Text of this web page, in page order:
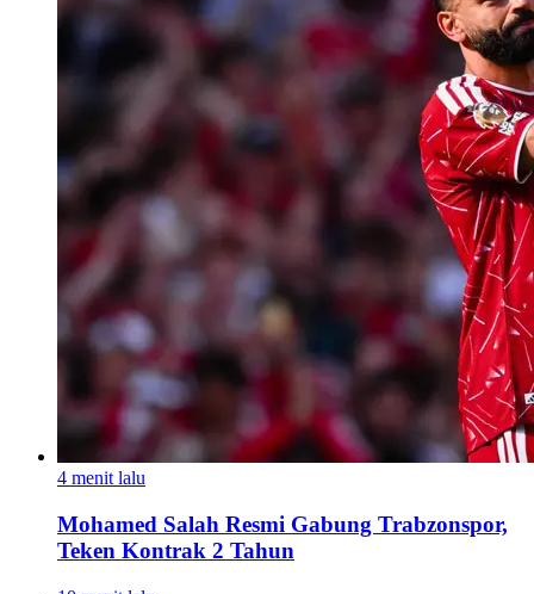
4 menit lalu
Mohamed Salah Resmi Gabung Trabzonspor,
Teken Kontrak 2 Tahun